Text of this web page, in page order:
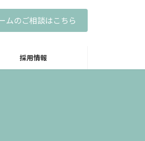
ムのご相談はこちら
採用情報